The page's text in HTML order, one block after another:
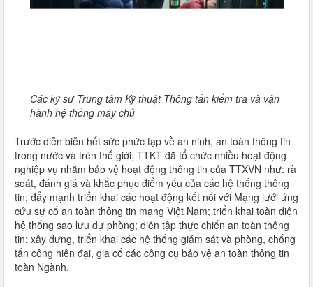
Các kỹ sư Trung tâm Kỹ thuật Thông tấn kiểm tra và vận
hành hệ thống máy chủ
Trước diễn biễn hết sức phức tạp về an ninh, an toàn thông tin
trong nước và trên thế giới, TTKT đã tổ chức nhiều hoạt động
nghiệp vụ nhằm bảo vệ hoạt động thông tin của TTXVN như: rà
soát, đánh giá và khắc phục điểm yếu của các hệ thống thông
tin; đẩy mạnh triển khai các hoạt động kết nối với Mạng lưới ứng
cứu sự cố an toàn thông tin mạng Việt Nam; triển khai toàn diện
hệ thống sao lưu dự phòng; diễn tập thực chiến an toàn thông
tin; xây dựng, triển khai các hệ thống giám sát và phòng, chống
tấn công hiện đại, gia cố các công cụ bảo vệ an toàn thông tin
toàn Ngành.